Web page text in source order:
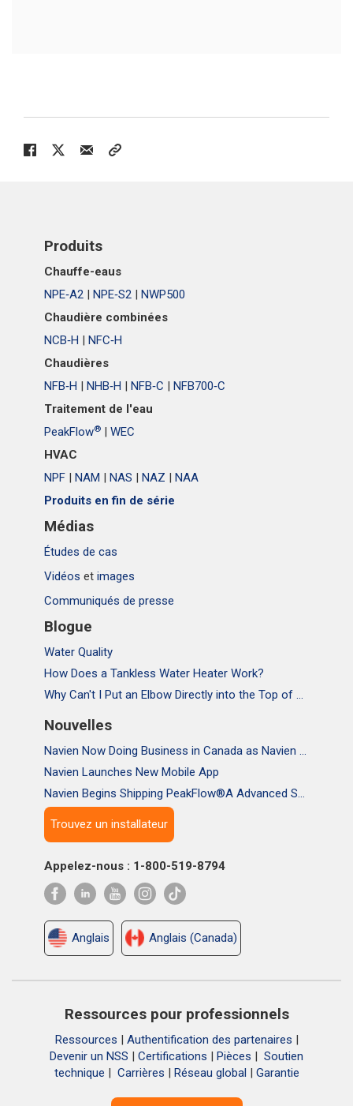
Produits
Chauffe-eaus
NPE‑A2 | NPE‑S2 | NWP500
Chaudière combinées
NCB‑H | NFC‑H
Chaudières
NFB‑H | NHB‑H | NFB‑C | NFB700‑C
Traitement de l'eau
PeakFlow® | WEC
HVAC
NPF | NAM | NAS | NAZ | NAA
Produits en fin de série
Médias
Études de cas
Vidéos et images
Communiqués de presse
Blogue
Water Quality
How Does a Tankless Water Heater Work?
Why Can't I Put an Elbow Directly into the Top of NPE Tankless Water Heaters
Nouvelles
Navien Now Doing Business in Canada as Navien Canada, Inc.
Navien Launches New Mobile App
Navien Begins Shipping PeakFlow®A Advanced Scale Prevention System
Trouvez un installateur
Appelez-nous : 1-800-519-8794
Anglais Anglais (Canada)
Ressources pour professionnels
Ressources | Authentification des partenaires |
Devenir un NSS | Certifications | Pièces | Soutien
technique | Carrières | Réseau global | Garantie